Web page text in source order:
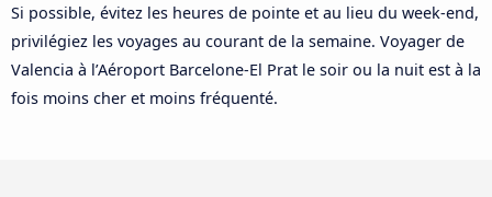
Si possible, évitez les heures de pointe et au lieu du week-end,
privilégiez les voyages au courant de la semaine. Voyager de
Valencia à l’Aéroport Barcelone-El Prat le soir ou la nuit est à la
fois moins cher et moins fréquenté.